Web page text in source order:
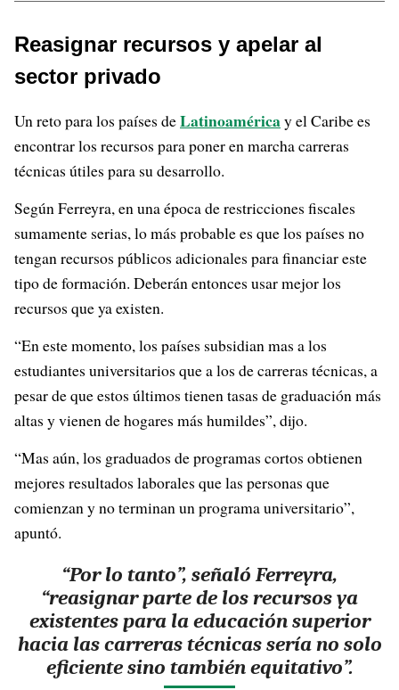
Reasignar recursos y apelar al
sector privado
Un reto para los países deLatinoaméricay el Caribe es
encontrar los recursos para poner en marcha carreras
técnicas útiles para su desarrollo.
Según Ferreyra, en una época de restricciones fiscales
sumamente serias, lo más probable es que los países no
tengan recursos públicos adicionales para financiar este
tipo de formación. Deberán entonces usar mejor los
recursos que ya existen.
“En este momento, los países subsidian mas a los
estudiantes universitarios que a los de carreras técnicas, a
pesar de que estos últimos tienen tasas de graduación más
altas y vienen de hogares más humildes”, dijo.
“Mas aún, los graduados de programas cortos obtienen
mejores resultados laborales que las personas que
comienzan y no terminan un programa universitario”,
apuntó.
“Por lo tanto”, señaló Ferreyra,
“reasignar parte de los recursos ya
existentes para la educación superior
hacia las carreras técnicas sería no solo
eficiente sino también equitativo”.